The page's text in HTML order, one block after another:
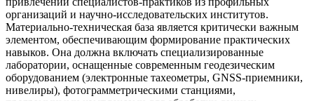
организаций и научно-исследовательских институтов.
Материально-техническая база является критически важным
элементом, обеспечивающим формирование практических
навыков. Она должна включать специализированные
лаборатории, оснащенные современным геодезическим
оборудованием (электронные тахеометры, GNSS-приемники,
нивелиры), фотограмметрическими станциями,